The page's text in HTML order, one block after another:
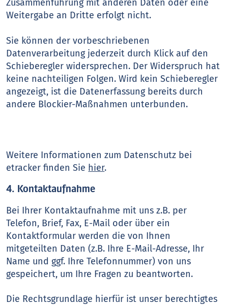
Zusammenführung mit anderen Daten oder eine
Weitergabe an Dritte erfolgt nicht.
Sie können der vorbeschriebenen
Datenverarbeitung jederzeit durch Klick auf den
Schieberegler widersprechen. Der Widerspruch hat
keine nachteiligen Folgen. Wird kein Schieberegler
angezeigt, ist die Datenerfassung bereits durch
andere Blockier-Maßnahmen unterbunden.
Weitere Informationen zum Datenschutz bei
etracker finden Sie hier.
4. Kontaktaufnahme
Bei Ihrer Kontaktaufnahme mit uns z.B. per
Telefon, Brief, Fax, E-Mail oder über ein
Kontaktformular werden die von Ihnen
mitgeteilten Daten (z.B. Ihre E-Mail-Adresse, Ihr
Name und ggf. Ihre Telefonnummer) von uns
gespeichert, um Ihre Fragen zu beantworten.
Die Rechtsgrundlage hierfür ist unser berechtigtes